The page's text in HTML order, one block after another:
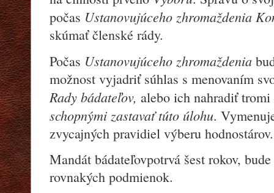
počas Ustanovujúceho zhromaždenia
skúmať členské rády.
Počas Ustanovujúceho zhromaždenia
možnost vyjadriť súhlas s menovaním
Rady bádateľov, alebo ich nahradiť
schopnými zastavať túto úlohu.
zvycajných pravidiel výberu hodnostárov.
Mandát bádateľovpotrvá šest rokov,
rovnakých podmienok.